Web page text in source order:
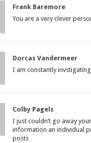
Frank Baremore
You are a very clever
Dorcas Vandermeer
I am constantly
Colby Pagels
I just couldn’t go away
information an individual
posts